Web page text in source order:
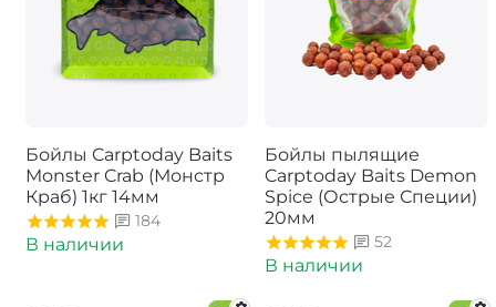
Бойлы Carptoday Baits
Monster Crab (Монстр
Краб) 1кг 14мм
184
В наличии
Бойлы пылящие
Carptoday Baits Demon
Spice (Острые Специи)
20мм
52
В наличии